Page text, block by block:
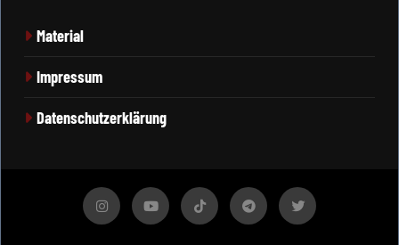
Material
Impressum
Datenschutzerklärung